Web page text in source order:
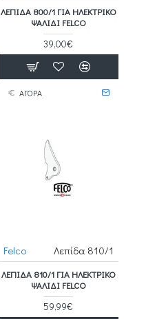
ΛΕΠΊΔΑ 800/1 ΓΙΑ ΗΛΕΚΤΡΙΚΌ
ΨΑΛΊΔΙ FELCO
39,00€
ΑΓΟΡΑ
Felco Λεπίδα 810/1
ΛΕΠΊΔΑ 810/1 ΓΙΑ ΗΛΕΚΤΡΙΚΌ
ΨΑΛΊΔΙ FELCO
59,99€